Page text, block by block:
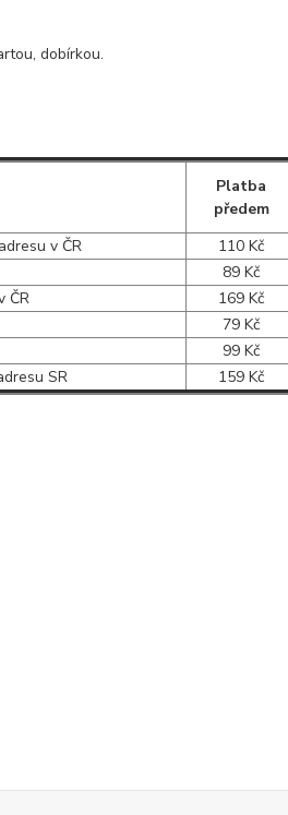
dobírkou.
Platba
předem
v ČR
110 Kč
89 Kč
ČR
169 Kč
79 Kč
99 Kč
SR
159 Kč